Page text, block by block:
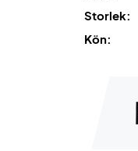
Storlek:
Kön: